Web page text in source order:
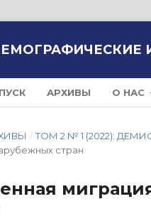
АРХИВЫ О НАС
/ ТОМ 2 № 1 (2022):
стран